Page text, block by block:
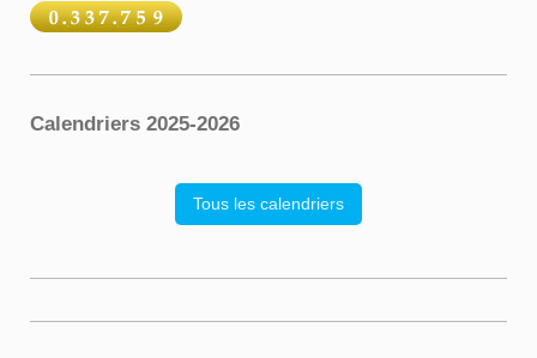
Calendriers 2025-2026
Tous les calendriers